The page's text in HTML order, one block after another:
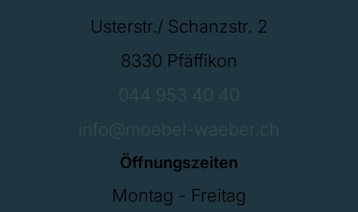
Usterstr./ Schanzstr. 2
8330 Pfäffikon
044 953 40 40
info@moebel-waeber.ch
Öffnungszeiten
Montag - Freitag